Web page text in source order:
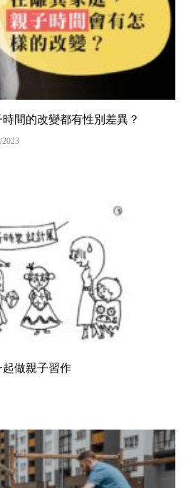
間的改變都有性別差異？
2023
做親子習作